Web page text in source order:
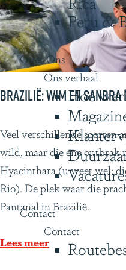
Peru &
Over Ons
Ons verhaal
Hoe
Contact
Contact
e
-
L
o
u
e
P
h
i
i
Brazilië: Wim en
B
r
a
z
i
i
Veel verschillende soorten
wild, maar die ene ontbrak
Hyacinthara (u weet wel:
Rio). De plek waar die
Pantanal in Brazilië.
Lees meer